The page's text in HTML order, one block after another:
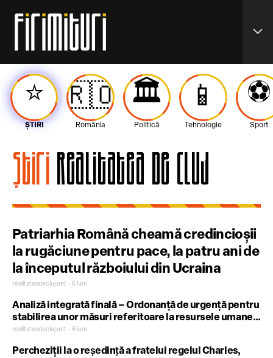
expand_more
⭐️
ȘTIRI
🇷🇴
România
🏛️
Politică
📱
Tehnologie
⚽️
Sport
ȘtiriRealitatea de Cluj
Patriarhia Română cheamă credincioșii
la rugăciune pentru pace, la patru ani de
la începutul războiului din Ucraina
realitateadecluj.net • 6 luni
Analiză integrată finală – Ordonanță de urgență pentru
stabilirea unor măsuri referitoare la resursele umane
necesare instituțiilor de apărare, ordine publică şi
realitateadecluj.net • 6 luni
Percheziții la o reşedinţă a fratelui regelui Charles,